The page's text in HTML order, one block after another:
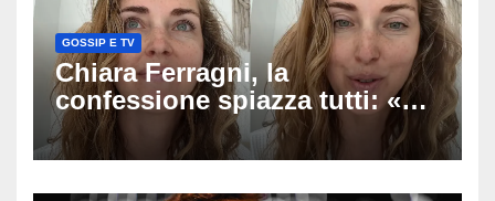
GOSSIP E TV
Chiara Ferragni, la
confessione spiazza tutti: «Un
mio ex voleva che mi rifacessi
il seno». Poi svela i ritocchi di